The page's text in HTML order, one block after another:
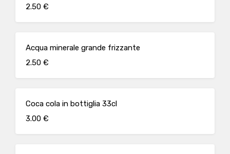
2.50 €
Acqua minerale grande frizzante
2.50 €
Coca cola in bottiglia 33cl
3.00 €